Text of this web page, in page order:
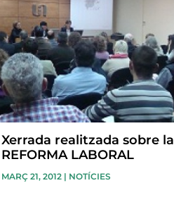
Xerrada realitzada sobre la
REFORMA LABORAL
MARÇ 21, 2012| NOTÍCIES